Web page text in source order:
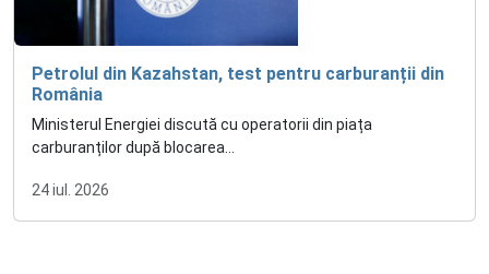
Petrolul din Kazahstan, test pentru carburanții din
România
Ministerul Energiei discută cu operatorii din piața
carburanților după blocarea...
24 iul. 2026